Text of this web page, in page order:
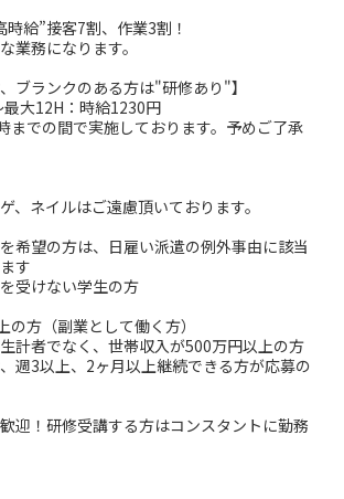
給”接客7割、作業3割！
業務になります。
ブランクのある方は"研修あり"】
大12H：時給1230円
までの間で実施しております。予めご了承
、ネイルはご遠慮頂いております。
希望の方は、日雇い派遣の例外事由に該当
す
受けない学生の方
の方（副業として働く方）
計者でなく、世帯収入が500万円以上の方
週3以上、2ヶ月以上継続できる方が応募の
迎！研修受講する方はコンスタントに勤務